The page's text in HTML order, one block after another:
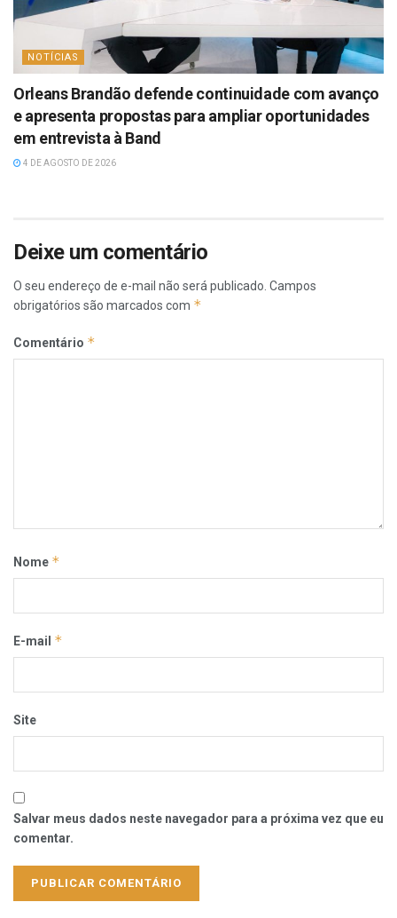
NOTÍCIAS
Orleans Brandão defende continuidade com avanço
e apresenta propostas para ampliar oportunidades
em entrevista à Band
4 DE AGOSTO DE 2026
Deixe um comentário
O seu endereço de e-mail não será publicado. Campos
obrigatórios são marcados com *
Comentário *
Nome *
E-mail *
Site
Salvar meus dados neste navegador para a próxima vez que eu
comentar.